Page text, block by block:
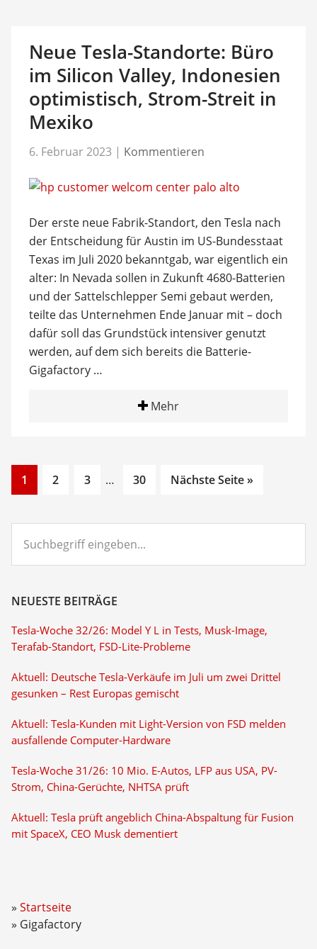
Neue Tesla-Standorte: Büro
im Silicon Valley, Indonesien
optimistisch, Strom-Streit in
Mexiko
6. Februar 2023 | Kommentieren
Der erste neue Fabrik-Standort, den Tesla nach
der Entscheidung für Austin im US-Bundesstaat
Texas im Juli 2020 bekanntgab, war eigentlich ein
alter: In Nevada sollen in Zukunft 4680-Batterien
und der Sattelschlepper Semi gebaut werden,
teilte das Unternehmen Ende Januar mit – doch
dafür soll das Grundstück intensiver genutzt
werden, auf dem sich bereits die Batterie-
Gigafactory …
Mehr
Go
to
1
Go
2
Go
3
Interim
…
Go
30 Nächste Seite »
eingeben...
NEUESTE BEITRÄGE
Tesla-Woche 32/26: Model Y L in Tests, Musk-Image,
Terafab-Standort, FSD-Lite-Probleme
Aktuell: Deutsche Tesla-Verkäufe im Juli um zwei Drittel
gesunken – Rest Europas gemischt
Aktuell: Tesla-Kunden mit Light-Version von FSD melden
ausfallende Computer-Hardware
Tesla-Woche 31/26: 10 Mio. E-Autos, LFP aus USA, PV-
Strom, China-Gerüchte, NHTSA prüft
Aktuell: Tesla prüft angeblich China-Abspaltung für Fusion
mit SpaceX, CEO Musk dementiert
Startseite
Gigafactory